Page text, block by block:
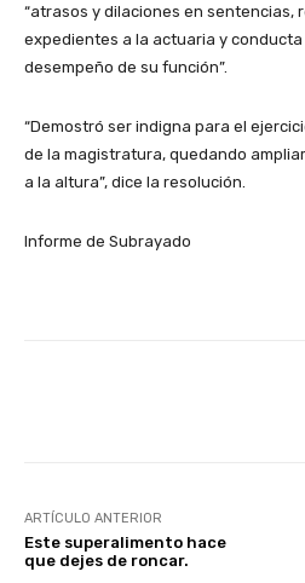
“atrasos y dilaciones en sentencias,
expedientes a la actuaria y
desempeño de su función”.
“Demostró ser indigna para el
de la magistratura, quedando
a la altura”, dice la resolución.
Informe de Subrayado
ARTÍCULO ANTERIOR
Este superalimento hace
que dejes de roncar.